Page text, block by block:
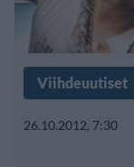
Viihdeuutiset
26.10.2012, 7:30